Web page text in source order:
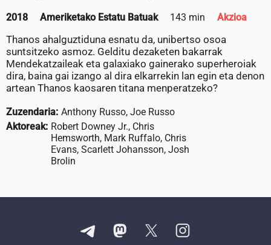
2018 Ameriketako Estatu Batuak 143 min Akzioa
Thanos ahalguztiduna esnatu da, unibertso osoa
suntsitzeko asmoz. Gelditu dezaketen bakarrak
Mendekatzaileak eta galaxiako gainerako superheroiak
dira, baina gai izango al dira elkarrekin lan egin eta denon
artean Thanos kaosaren titana menperatzeko?
Zuzendaria: Anthony Russo, Joe Russo
Aktoreak: Robert Downey Jr., Chris
Hemsworth, Mark Ruffalo, Chris
Evans, Scarlett Johansson, Josh
Brolin